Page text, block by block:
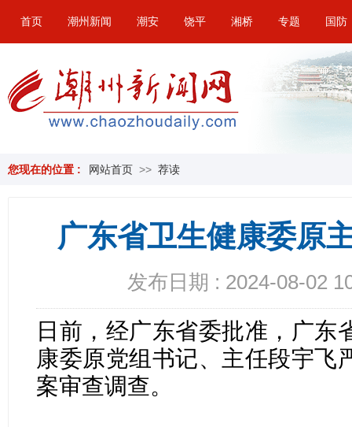
首页 潮州新闻 潮安 饶平 湘桥 专题 国防
您现在的位置 : 网站首页 >> 荐读
广东省卫生健康委原
发布日期 : 2024-08-02
日前，经广东省委批准，广东
康委原党组书记、主任段宇飞
案审查调查。